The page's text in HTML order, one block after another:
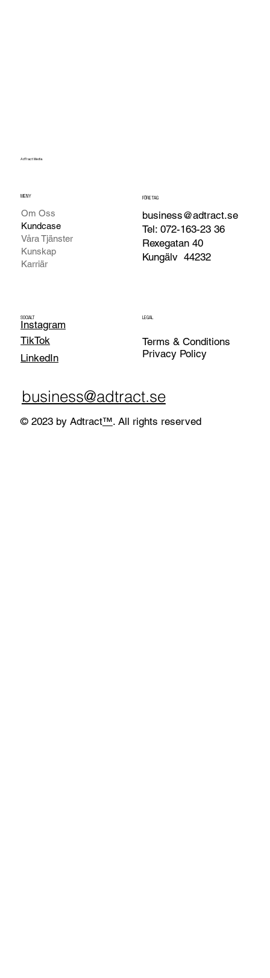
AdTract Media
MENY
Om Oss
Kundcase
Våra Tjänster
Kunskap
Karriär
LEGAL
Terms & Conditions
Privacy Policy
SOCIALT
Instagram
TikTok
LinkedIn
FÖRETAG
business@adtract.se
Tel: 072-163-23 36
Rexegatan 40
Kungälv 44232
business@adtract.se
© 2023 by Adtract™. All rights reserved